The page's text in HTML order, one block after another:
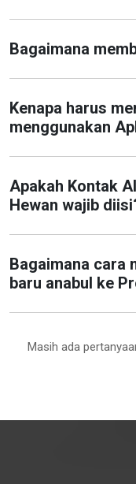
Bagaimana
Kenapa harus
menggunakan
Apakah Kontak
Hewan wajib
Bagaimana cara
baru anabul ke
Masih ada